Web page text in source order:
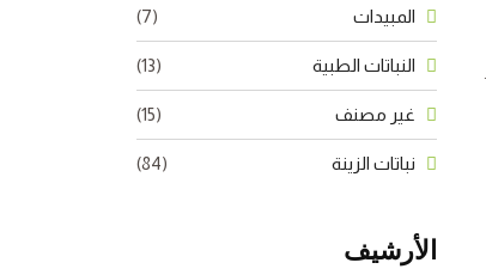
المبيدات (7)
النباتات الطبية (13)
غير مصنف (15)
نباتات الزينة (84)
الأرشيف